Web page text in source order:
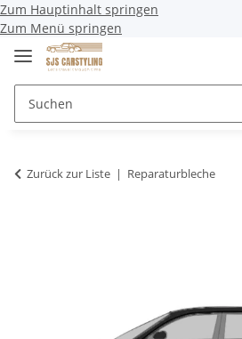
Zum Hauptinhalt springen
Zum Menü springen
Zurück zur Liste Reparaturbleche